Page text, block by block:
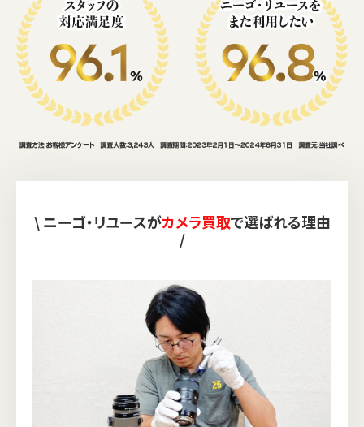
\ ニーゴ・リユースがカメラ買取で選ばれる理由
/